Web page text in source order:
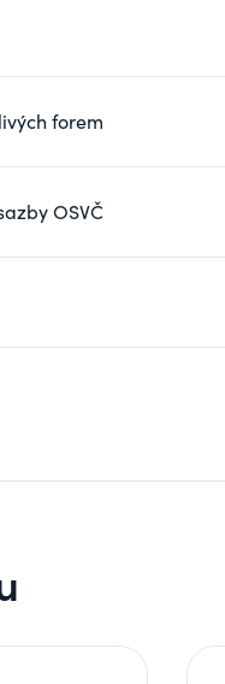
forem
OSVČ